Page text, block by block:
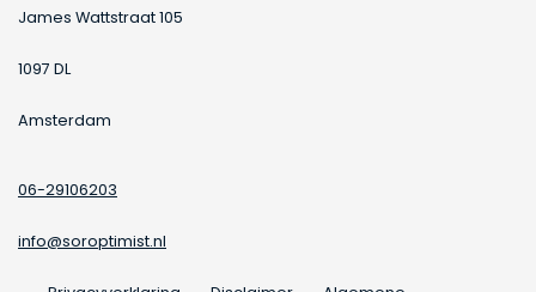
James Wattstraat 105
1097 DL
Amsterdam
06-29106203
info@soroptimist.nl